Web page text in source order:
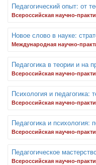
Педагогический опыт: от
Всероссийская научно-
Новое слово в науке:
Международная научно-
Педагогика в теории и на
Всероссийская научно-
Психология и педагогика:
Всероссийская научно-
Педагогика и психология:
Всероссийская научно-
Педагогическое
Всероссийская научно-